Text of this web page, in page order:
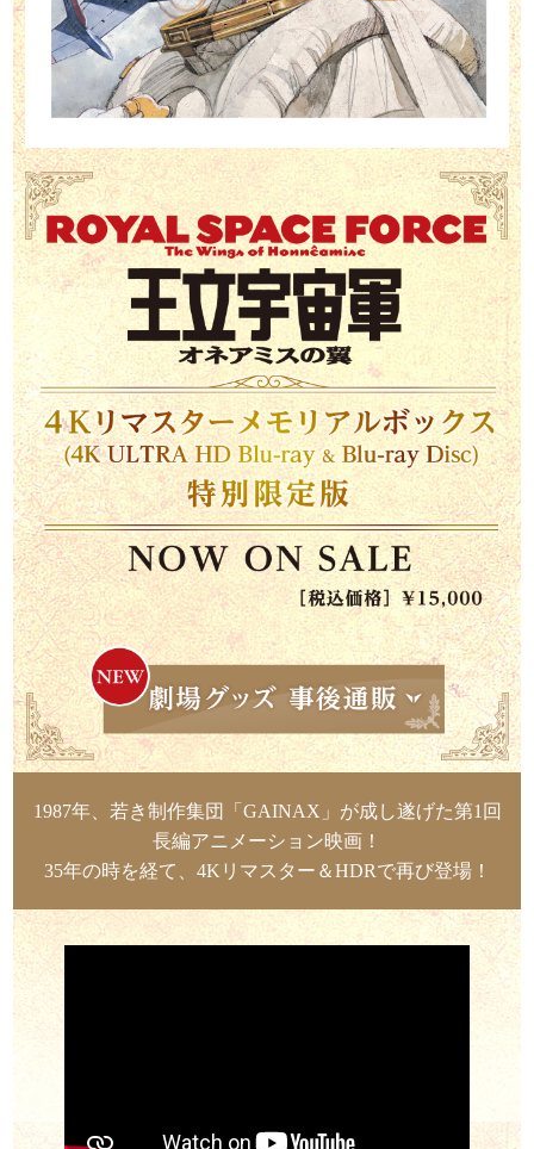
1987年、若き制作集団「GAINAX」が成し遂げた第1回
長編アニメーション映画！
35年の時を経て、4Kリマスター＆HDRで再び登場！